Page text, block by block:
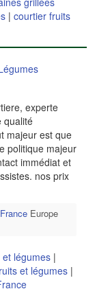
| courtier fruits
experte
qualité
majeur est que
politique majeur
immédiat et
nos prix
France Europe
légumes |
et légumes |